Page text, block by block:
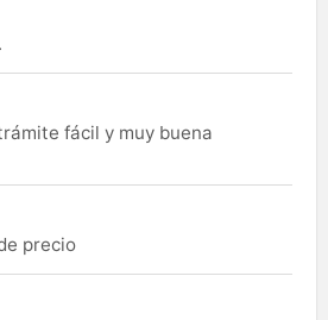
fácil y muy buena
precio